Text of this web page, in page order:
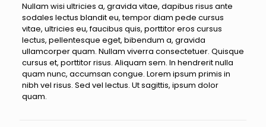
Nullam wisi ultricies a, gravida vitae, dapibus risus ante
sodales lectus blandit eu, tempor diam pede cursus
vitae, ultricies eu, faucibus quis, porttitor eros cursus
lectus, pellentesque eget, bibendum a, gravida
ullamcorper quam. Nullam viverra consectetuer. Quisque
cursus et, porttitor risus. Aliquam sem. In hendrerit nulla
quam nunc, accumsan congue. Lorem ipsum primis in
nibh vel risus. Sed vel lectus. Ut sagittis, ipsum dolor
quam.